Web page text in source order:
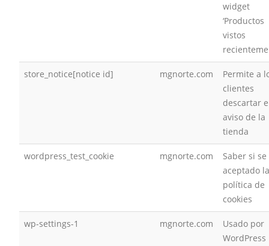
widget
‘Productos
vistos
store_notice[notice id] mgnorte.com
Permite a
clientes
descartar
aviso de la
tienda
wordpress_test_cookie mgnorte.com
Saber si
aceptado la
política de
cookies
wp-settings-1 mgnorte.com
Usado por
WordPress